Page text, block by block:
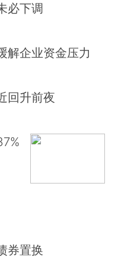
必下调
解企业资金压力
回升前夜
券置换